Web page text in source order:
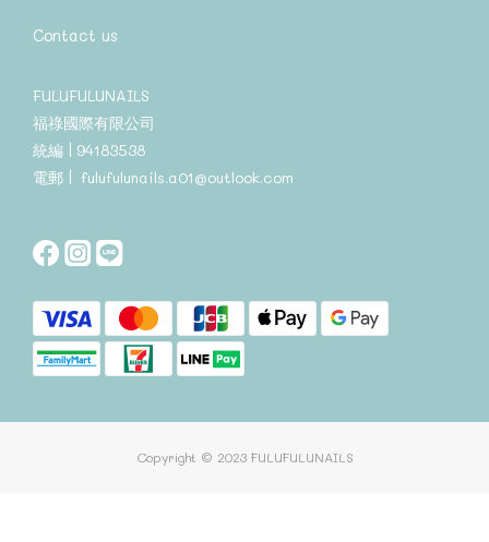
Contact us
FULUFULUNAILS
福祿國際有限公司
統編 | 94183538
電郵 | fulufulunails.a01@outlook.com
Copyright © 2023 FULUFULUNAILS